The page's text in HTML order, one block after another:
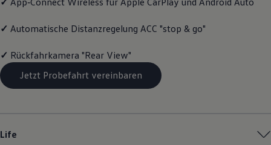
Motorenöl und Flüssigkeiten
Pannen- und Unfallhilfe
Volkswagen Teile
Zubehör
Modellspezifisches Zubehör
✓ Automatische Distanzregelung ACC "stop & go"
✓ Rückfahrkamera "Rear View"
Jetzt Probefahrt vereinbaren
Life